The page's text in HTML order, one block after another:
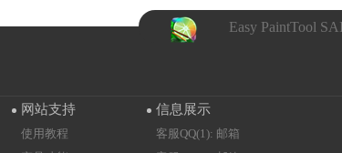
Easy PaintTool SAI
网站支持
使用教程
信息展示
客服QQ(1): 邮箱